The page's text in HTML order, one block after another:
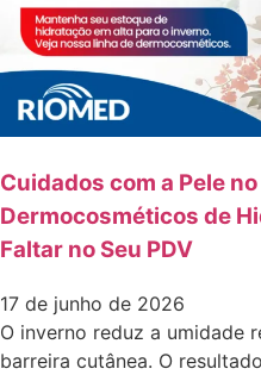
Cuidados com a Pele
Dermocosméticos de
Faltar no Seu PDV
17 de junho de 2026
O inverno reduz a umidade
barreira cutânea. O